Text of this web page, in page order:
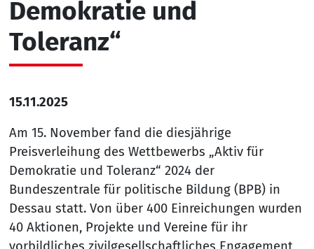
Demokratie und
Toleranz“
15.11.2025
Am 15. November fand die diesjährige
Preisverleihung des Wettbewerbs „Aktiv für
Demokratie und Toleranz“ 2024 der
Bundeszentrale für politische Bildung (BPB) in
Dessau statt. Von über 400 Einreichungen wurden
40 Aktionen, Projekte und Vereine für ihr